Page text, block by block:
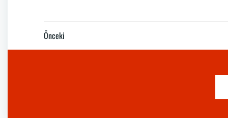
Post
navigation
Önceki